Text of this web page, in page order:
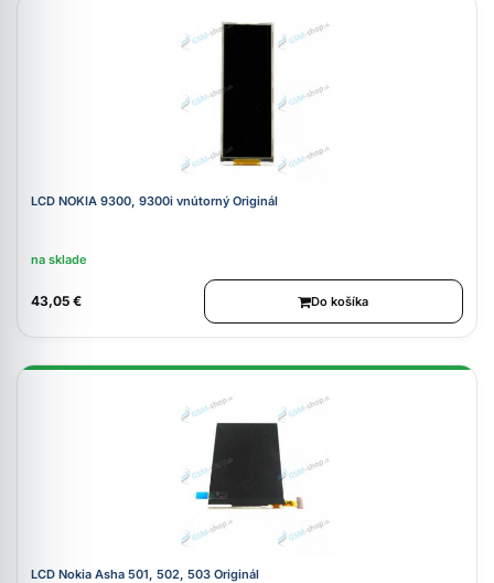
LCD NOKIA 9300, 9300i vnútorný Originál
na sklade
43,05 € Do košíka
LCD Nokia Asha 501, 502, 503 Originál